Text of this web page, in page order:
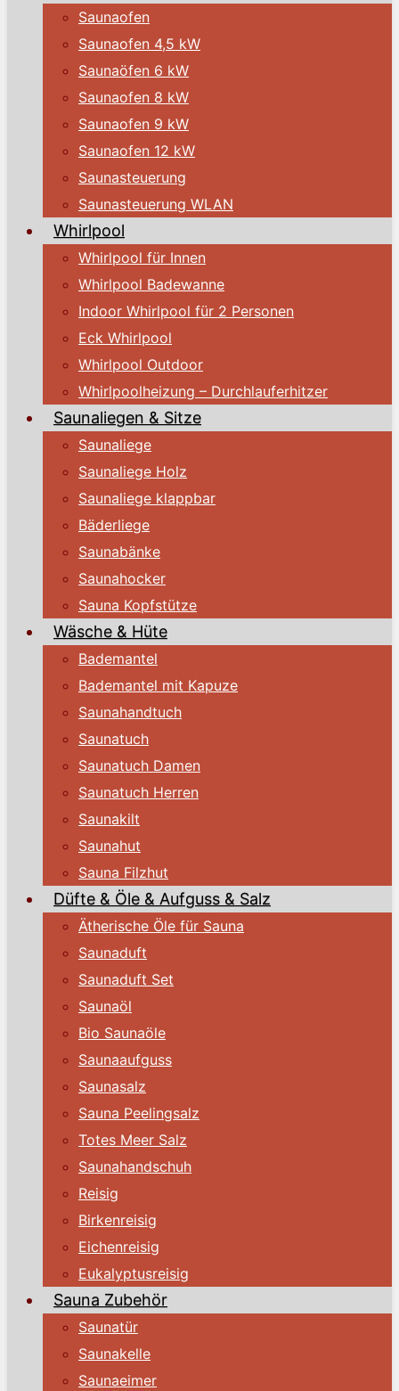
Saunaofen
Saunaofen 4,5 kW
Saunaöfen 6 kW
Saunaofen 8 kW
Saunaofen 9 kW
Saunaofen 12 kW
Saunasteuerung
Saunasteuerung WLAN
Whirlpool
Whirlpool für Innen
Whirlpool Badewanne
Indoor Whirlpool für 2 Personen
Eck Whirlpool
Whirlpool Outdoor
Whirlpoolheizung – Durchlauferhitzer
Saunaliegen & Sitze
Saunaliege
Saunaliege Holz
Saunaliege klappbar
Bäderliege
Saunabänke
Saunahocker
Sauna Kopfstütze
Wäsche & Hüte
Bademantel
Bademantel mit Kapuze
Saunahandtuch
Saunatuch
Saunatuch Damen
Saunatuch Herren
Saunakilt
Saunahut
Sauna Filzhut
Düfte & Öle & Aufguss & Salz
Ätherische Öle für Sauna
Saunaduft
Saunaduft Set
Saunaöl
Bio Saunaöle
Saunaaufguss
Saunasalz
Sauna Peelingsalz
Totes Meer Salz
Saunahandschuh
Reisig
Birkenreisig
Eichenreisig
Eukalyptusreisig
Sauna Zubehör
Saunatür
Saunakelle
Saunaeimer